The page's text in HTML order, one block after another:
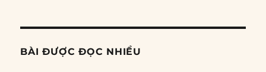
BÀI ĐƯỢC ĐỌC NHIỀU